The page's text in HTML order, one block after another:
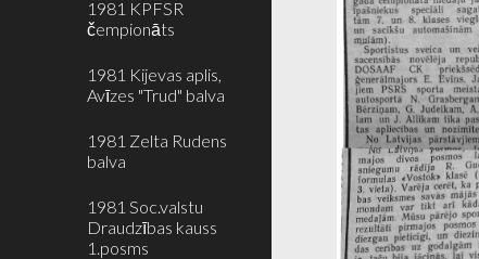
1981 KPFSR
čempionāts
1981 Kijevas aplis,
Avīzes "Trud" balva
1981 Zelta Rudens
balva
1981 Soc.valstu
Draudzības kauss
1.posms